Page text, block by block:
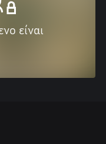
είναι